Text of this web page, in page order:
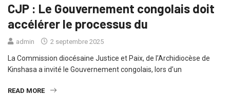
CJP : Le Gouvernement congolais doit
accélérer le processus du
admin 2 septembre 2025
La Commission diocésaine Justice et Paix, de l’Archidiocèse de
Kinshasa a invité le Gouvernement congolais, lors d’un
READ MORE